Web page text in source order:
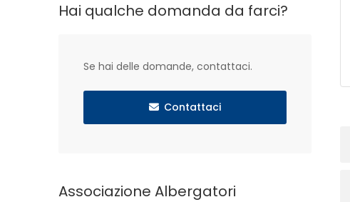
Hai qualche domanda da farci?
Se hai delle domande, contattaci.
Contattaci
Associazione Albergatori